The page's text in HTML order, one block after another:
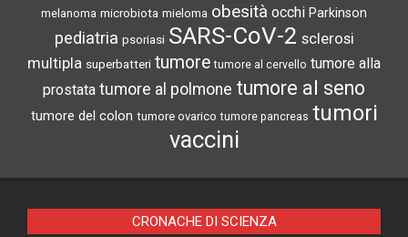
melanoma microbiota mieloma obesità occhi Parkinson
pediatria psoriasi SARS-CoV-2 sclerosi
multipla superbatteri tumore tumore al cervello tumore alla
prostata tumore al polmone tumore al seno
tumore del colon tumore ovarico tumore pancreas tumori
vaccini
CRONACHE DI SCIENZA